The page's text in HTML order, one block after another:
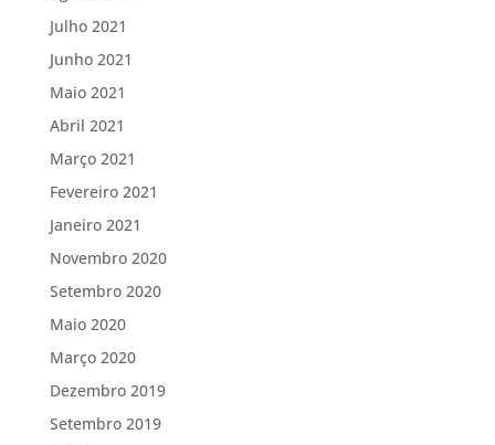
Julho 2021
Junho 2021
Maio 2021
Abril 2021
Março 2021
Fevereiro 2021
Janeiro 2021
Novembro 2020
Setembro 2020
Maio 2020
Março 2020
Dezembro 2019
Setembro 2019